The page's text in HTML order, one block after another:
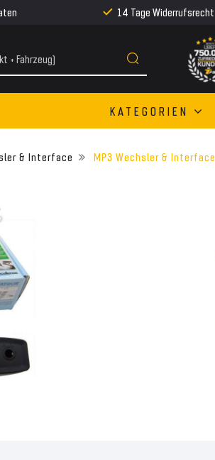
14 Tage Widerrufsrecht
KATEGORIEN
& Interface MP3 Wechsler & Interface